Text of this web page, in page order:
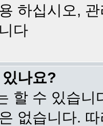
하십시오,
다
나요?
할 수 있습
없습니다.